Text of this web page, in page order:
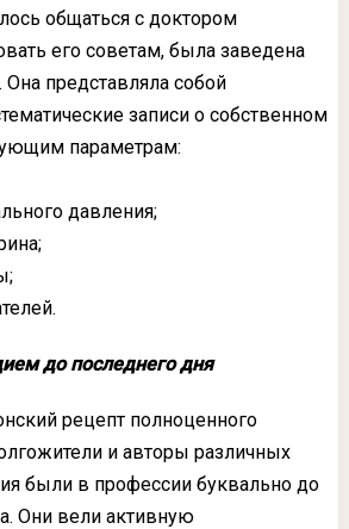
общаться с доктором
его советам, была заведена
Она представляла собой
записи о собственном
параметрам:
давления;
до последнего дня
рецепт полноценного
и авторы различных
были в профессии буквально до
Они вели активную